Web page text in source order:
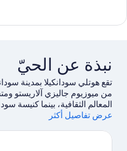
غرفة
سريران
فرديان
منفصلان
نبذة عن الحيّ
تقع هوتلي سودانكيلا بمدينة
من ميوزيوم جاليزي آلاريستو
المعالم الثقافية، بينما كنيسة
السياحي المحلية.استمتع
التزلج على الجليد في مكان
عرض تفاصيل أكثر